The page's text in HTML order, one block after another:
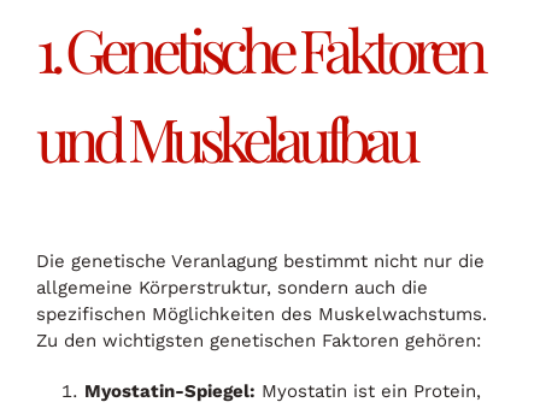
1. Genetische Faktoren
und Muskelaufbau
Die genetische Veranlagung bestimmt nicht nur die
allgemeine Körperstruktur, sondern auch die
spezifischen Möglichkeiten des Muskelwachstums.
Zu den wichtigsten genetischen Faktoren gehören:
Myostatin-Spiegel: Myostatin ist ein Protein,